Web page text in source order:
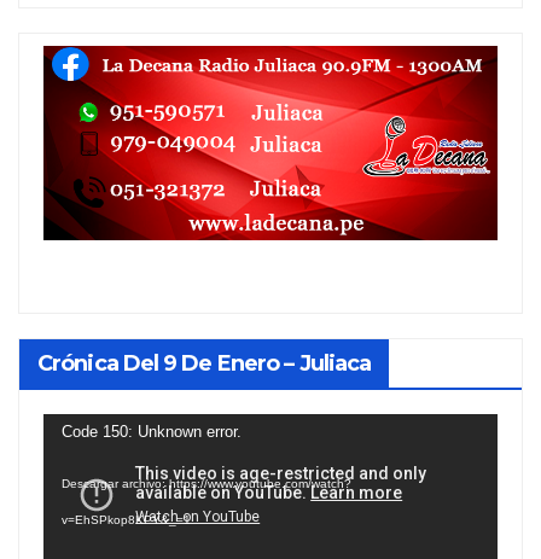
Crónica Del 9 De Enero – Juliaca
Reproductor
vídeo
Code 150: Unknown error.
Descargar archivo: https://www.youtube.com/watch?
v=EhSPkop8KPY&_=1